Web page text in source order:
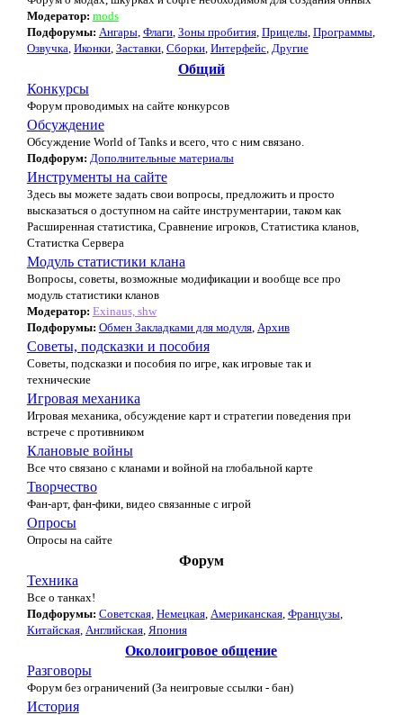
Модератор: mods
Подфорумы: Ангары, Флаги, Зоны пробития, Прицелы, Программы,
Озвучка, Иконки, Заставки, Сборки, Интерфейс, Другие
Общий
Конкурсы
Форум проводимых на сайте конкурсов
Обсуждение
Обсуждение World of Tanks и всего, что с ним связано.
Подфорум: Дополнительные материалы
Инструменты на сайте
Здесь вы можете задать свои вопросы, предложить и просто
высказаться о доступном на сайте инструментарии, таком как
Расширенная статистика, Сравнение игроков, Статистика кланов,
Статистка Сервера
Модуль статистики клана
Вопросы, советы, возможные модификации и вообще все про
модуль статистики кланов
Модератор: Exinaus, shw
Подфорумы: Обмен Закладками для модуля, Архив
Советы, подсказки и пособия
Советы, подсказки и пособия по игре, как игровые так и
технические
Игровая механика
Игровая механика, обсуждение карт и стратегии поведения при
встрече с противником
Клановые войны
Все что связано с кланами и войной на глобальной карте
Творчество
Фан-арт, фан-фики, видео связанные с игрой
Опросы
Опросы на сайте
Форум
Техника
Все о танках!
Подфорумы: Советская, Немецкая, Американская, Французы,
Китайская, Английская, Япония
Околоигровое общение
Разговоры
Форум без ограничений (За неигровые ссылки - бан)
История